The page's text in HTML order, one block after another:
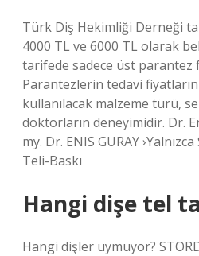
Türk Diş Hekimliği Derneği
4000 TL ve 6000 TL olarak
tarifede sadece üst parantez
Parantezlerin tedavi
kullanılacak malzeme türü,
doktorların deneyimidir. Dr.
my. Dr. ENIS GURAY
Teli-Baskı
Hangi dişe tel
Hangi dişler uymuyor?